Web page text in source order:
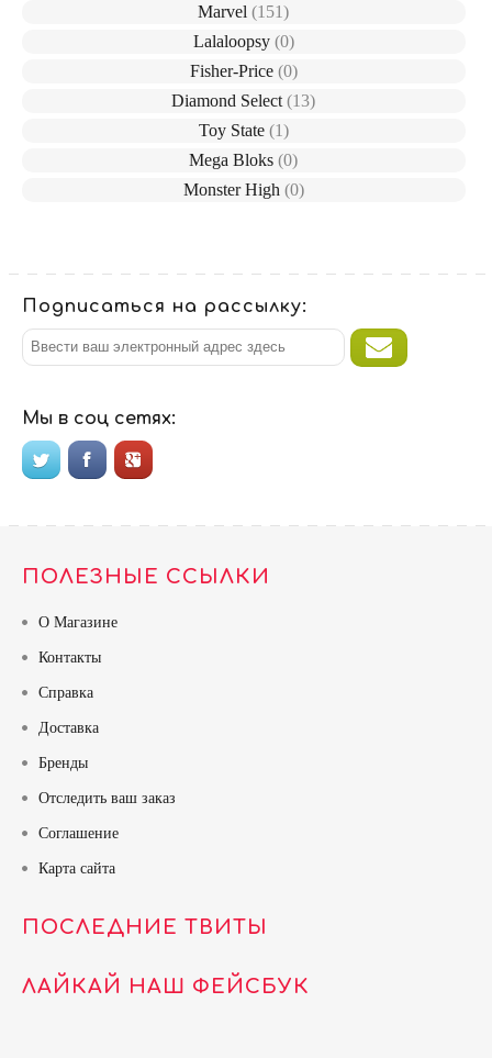
Marvel(151)
Lalaloopsy (0)
Fisher-Price (0)
Diamond Select(13)
Toy State (1)
Mega Bloks(0)
Monster High (0)
Подписаться на рассылку:
Мы в соц сетях:
ПОЛЕЗНЫЕ ССЫЛКИ
О Магазине
Контакты
Справка
Доставка
Бренды
Отследить ваш заказ
Соглашение
Карта сайта
ПОСЛЕДНИЕ ТВИТЫ
ЛАЙКАЙ НАШ ФЕЙСБУК